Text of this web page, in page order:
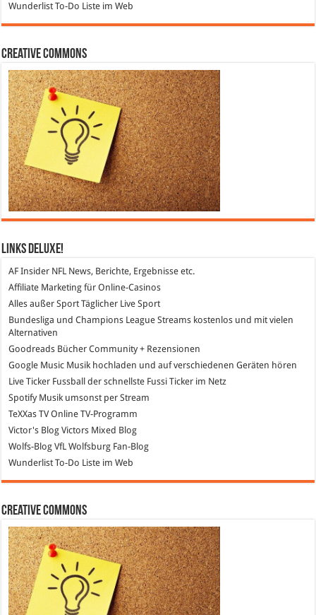
WunderlistTo-Do Liste im Web
Creative Commons
Links DeLuXe!
AF Insider NFL News, Berichte, Ergebnisse etc.
Affiliate Marketing für Online-Casinos
Alles außer Sport Täglicher Live Sport
Bundesliga und Champions League Streams kostenlos und mit vielen
Alternativen
Goodreads Bücher Community + Rezensionen
Google Music Musik hochladen und auf verschiedenen Geräten hören
Live Ticker Fussball der schnellste Fussi Ticker im Netz
SpotifyMusik umsonst per Stream
TeXXas TVOnline TV-Programm
Victor's Blog Victors Mixed Blog
Wolfs-Blog VfL Wolfsburg Fan-Blog
Wunderlist To-Do Liste im Web
Creative Commons